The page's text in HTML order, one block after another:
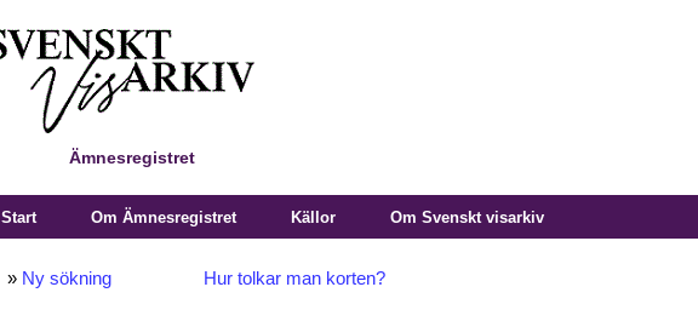
Ämnesregistret
Start Om Ämnesregistret Källor Om Svenskt visarkiv
» Ny sökning Hur tolkar man korten?